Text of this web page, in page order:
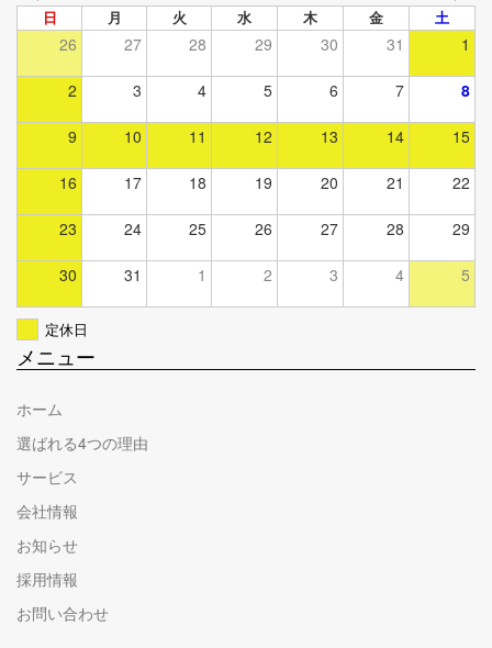
日 月 火 水 木 金 土
26 27 28 29 30 31 1
2 3 4 5 6 7 8
9 10 11 12 13 14 15
16 17 18 19 20 21 22
23 24 25 26 27 28 29
30 31 1 2 3 4 5
定休日
メニュー
ホーム
選ばれる4つの理由
サービス
会社情報
お知らせ
採用情報
お問い合わせ